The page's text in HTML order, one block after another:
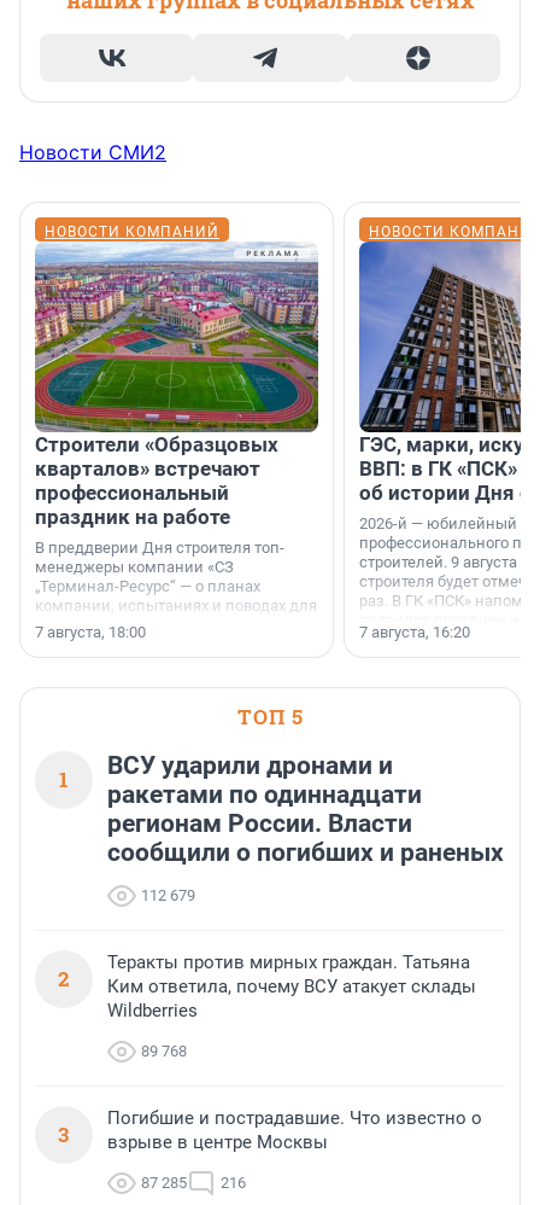
Новости СМИ2
НОВОСТИ КОМПАНИЙ
Строители «Образцовых
кварталов» встречают
профессиональный
праздник на работе
В преддверии Дня строителя топ-
менеджеры компании «СЗ
„Терминал-Ресурс“ — о планах
компании, испытаниях и поводах для
осторожного оптимизма.
7 августа, 18:00
НОВОСТИ
ГЭС, марки,
ВВП: в ГК «ПСК»
об истории Дня
2026-й — юбилейный
профессионального
строителей. 9 августа
строителя будет
раз. В ГК «ПСК»
поменялась роль
7 августа, 16:20
ТОП 5
1
ВСУ ударили дронами и
ракетами по одиннадцати
регионам России. Власти
сообщили о погибших и раненых
112 679
2
Теракты против мирных граждан. Татьяна
Ким ответила, почему ВСУ атакует склады
Wildberries
89 768
3
Погибшие и пострадавшие. Что известно о
взрыве в центре Москвы
87 285 216